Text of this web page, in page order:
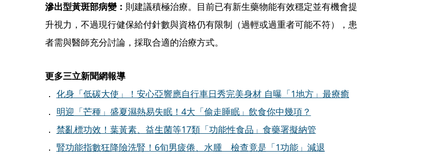
滲出型黃斑部病變： 則建議積極治療。目前已有新生藥物能有效穩定並有機會提
升視力，不過現行健保給付針數與資格仍有限制（過輕或過重者可能不符），患
者需與醫師充分討論，採取合適的治療方式。
更多三立新聞網報導
． 化身「低碳大使」！安心亞響應自行車日秀完美身材 自曝「1地方」最療癒
． 明迎「芒種」盛夏濕熱易失眠！4大「偷走睡眠」飲食你中幾項？
． 禁亂標功效！葉黃素、益生菌等17類「功能性食品」食藥署擬納管
． 腎功能指數狂降險洗腎！6旬男疲倦、水腫 檢查竟是「1功能」減退